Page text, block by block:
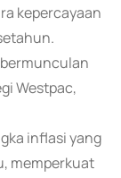
kepercayaan
Westpac,
inflasi yang
memperkuat